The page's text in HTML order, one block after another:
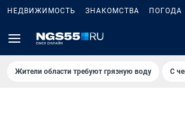
НЕДВИЖИМОСТЬ ЗНАКОМСТВА ПОГОДА
Жители области требуют грязную воду С